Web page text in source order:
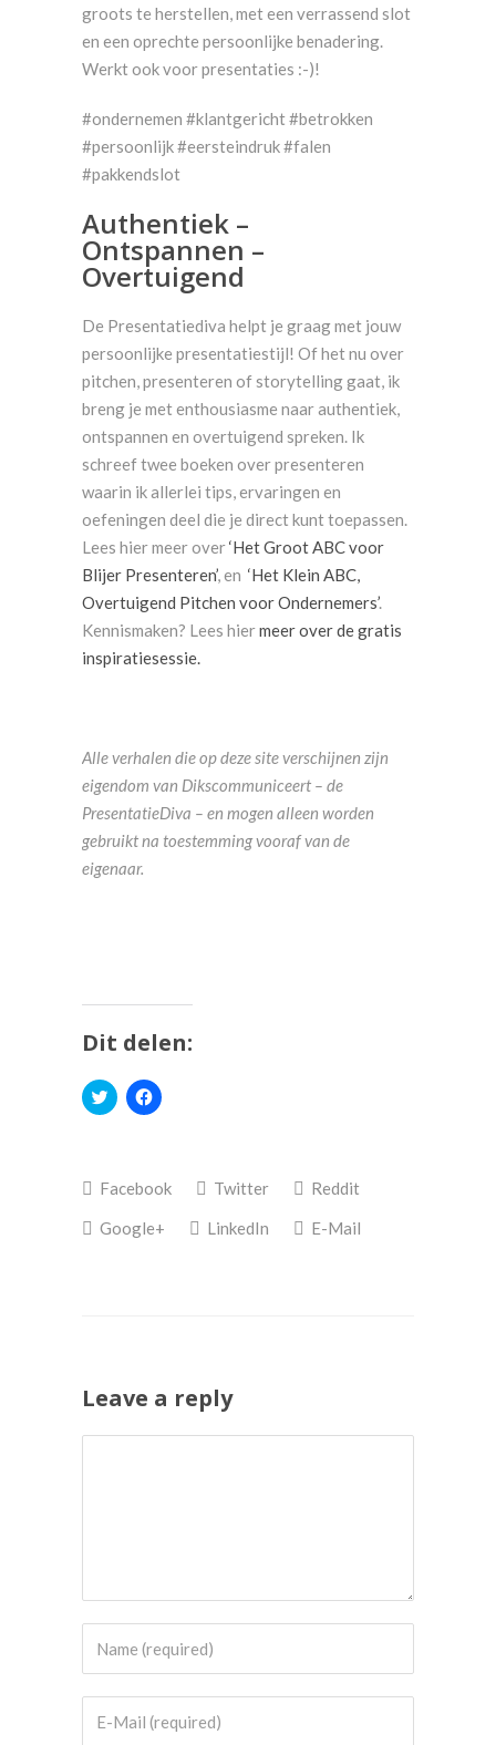
groots te herstellen, met een verrassend slot
en een oprechte persoonlijke benadering.
Werkt ook voor presentaties :-)!
#ondernemen #klantgericht #betrokken
#persoonlijk #eersteindruk #falen
#pakkendslot
Authentiek –
Ontspannen –
Overtuigend
De Presentatiediva helpt je graag met jouw
persoonlijke presentatiestijl! Of het nu over
pitchen, presenteren of storytelling gaat, ik
breng je met enthousiasme naar authentiek,
ontspannen en overtuigend spreken. Ik
schreef twee boeken over presenteren
waarin ik allerlei tips, ervaringen en
oefeningen deel die je direct kunt toepassen.
Lees hier meer over‘Het Groot ABC voor
Blijer Presenteren’,en ‘Het Klein ABC,
Overtuigend Pitchen voor Ondernemers’.
Kennismaken? Lees hiermeer over de gratis
inspiratiesessie.
Alle verhalen die op deze site verschijnen zijn
eigendom van Dikscommuniceert – de
PresentatieDiva – en mogen alleen worden
gebruikt na toestemming vooraf van de
eigenaar.
Dit delen:
Klik
om
(Wordt
in
nieuw
venster
Klik
om
(Wordt
in
nieuw
venster
Facebook Twitter
Reddit
Google+
LinkedIn E-Mail
Leave a reply